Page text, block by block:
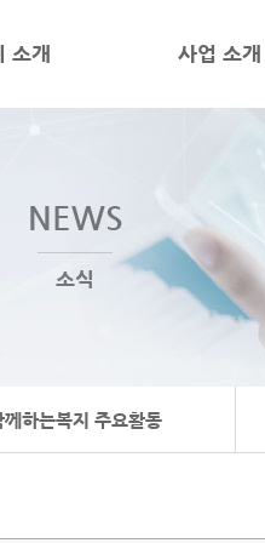
소개 사업 소개
NEWS
소식
께하는복지 주요활동